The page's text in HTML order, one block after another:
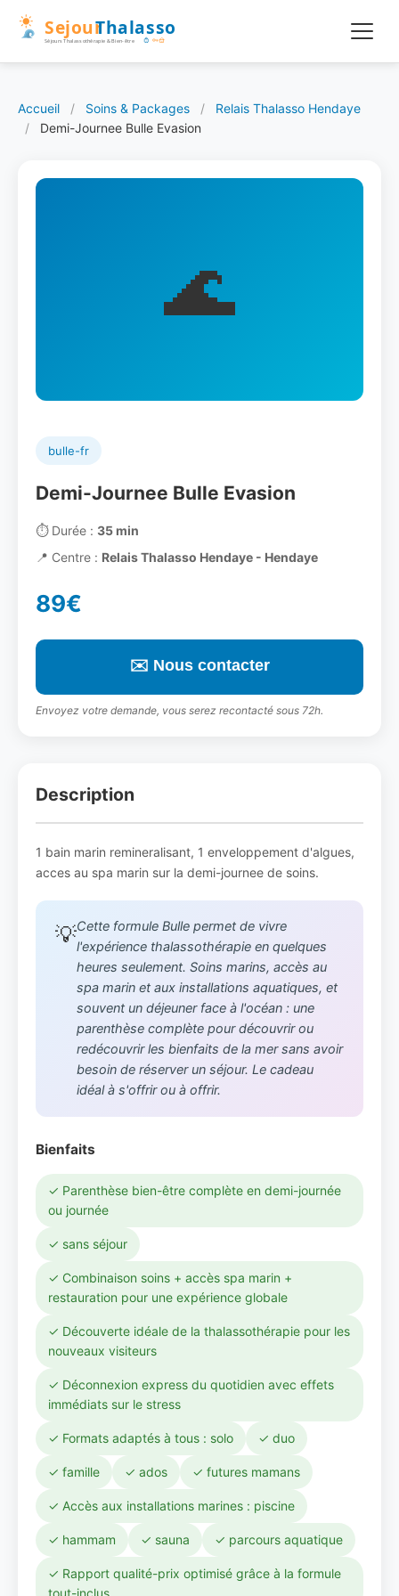
Accueil / Soins & Packages /
Relais Thalasso Hendaye
/
Demi-Journee Bulle Evasion
🌊
bulle-fr
Demi-Journee Bulle Evasion
⏱️Durée : 35 min
📍 Centre : Relais Thalasso Hendaye - Hendaye
89€
✉️ Nous contacter
Envoyez votre demande, vous serez recontacté sous 72h.
Description
1 bain marin remineralisant, 1 enveloppement d'algues,
acces au spa marin sur la demi-journee de soins.
💡Cette formule Bulle permet de vivre
l'expérience thalassothérapie en quelques
heures seulement. Soins marins, accès au
spa marin et aux installations aquatiques, et
souvent un déjeuner face à l'océan : une
parenthèse complète pour découvrir ou
redécouvrir les bienfaits de la mer sans avoir
besoin de réserver un séjour. Le cadeau
idéal à s'offrir ou à offrir.
Bienfaits
✓ Parenthèse bien-être complète en demi-journée
ou journée
✓ sans séjour
✓ Combinaison soins + accès spa marin +
restauration pour une expérience globale
✓ Découverte idéale de la thalassothérapie pour les
nouveaux visiteurs
✓ Déconnexion express du quotidien avec effets
immédiats sur le stress
✓ Formats adaptés à tous : solo ✓ duo
✓ famille ✓ ados ✓ futures mamans
✓ Accès aux installations marines : piscine
✓ hammam ✓ sauna ✓ parcours aquatique
✓ Rapport qualité-prix optimisé grâce à la formule
tout-inclus